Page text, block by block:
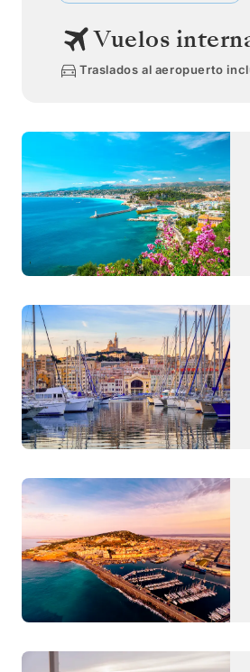
Vuelos
Traslados al aeropuerto